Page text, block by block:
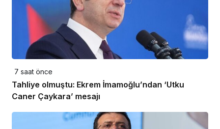
7 saat önce
Tahliye olmuştu: Ekrem İmamoğlu’ndan ‘Utku
Caner Çaykara’ mesajı